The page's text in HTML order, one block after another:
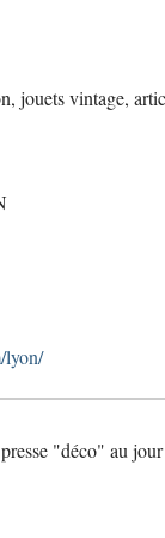
jouets vintage,
lyon/
"déco" au